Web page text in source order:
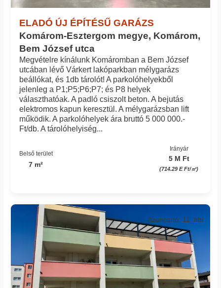
ELADÓ ÚJ ÉPÍTÉSŰ GARÁZS
Komárom-Esztergom megye, Komárom,
Bem József utca
Megvételre kínálunk Komáromban a Bem József
utcában lévő Várkert lakóparkban mélygarázs
beállókat, és 1db tárolót! A parkolóhelyekből
jelenleg a P1;P5;P6;P7; és P8 helyek
választhatóak. A padló csiszolt beton. A bejutás
elektromos kapun keresztül. A mélygarázsban lift
működik. A parkolóhelyek ára bruttó 5 000 000.-
Ft/db. A tárolóhelyiség...
Belső terület
7 m²
Irányár
5 M Ft
(714.29 E Ft/㎡)
Azonosító: 11_hbi